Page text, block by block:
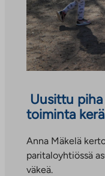
Uusittu
toiminta
Anna Mäkelä
paritaloyhtiössä
väkeä.